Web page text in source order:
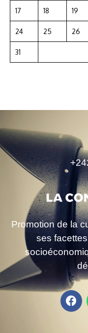
17 18 19
24 25 26
31
Promotion de la
ses